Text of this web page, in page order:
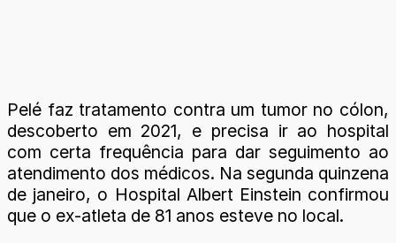
Pelé faz tratamento contra um tumor no cólon,
descoberto em 2021, e precisa ir ao hospital
com certa frequência para dar seguimento ao
atendimento dos médicos. Na segunda quinzena
de janeiro, o Hospital Albert Einstein confirmou
que o ex-atleta de 81 anos esteve no local.